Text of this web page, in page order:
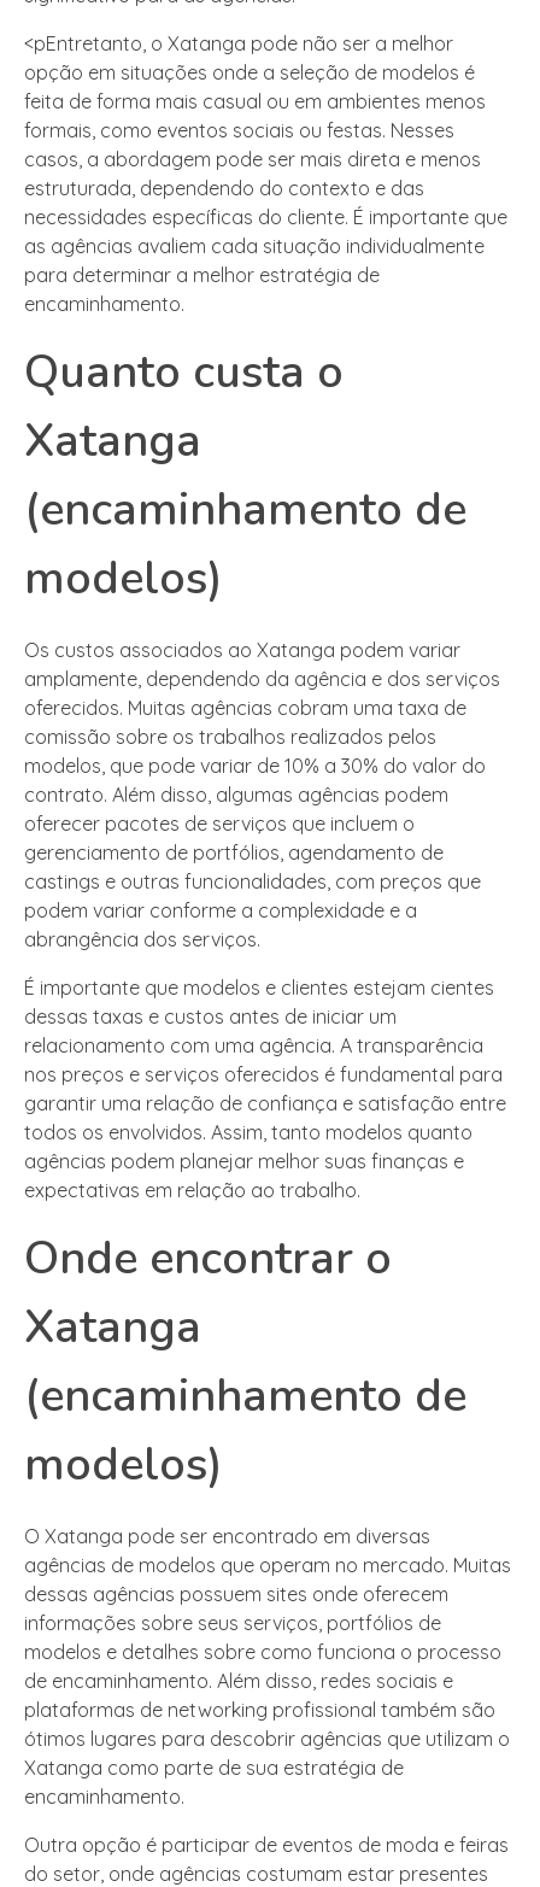
<pEntretanto, o Xatanga pode não ser a melhor
opção em situações onde a seleção de modelos é
feita de forma mais casual ou em ambientes menos
formais, como eventos sociais ou festas. Nesses
casos, a abordagem pode ser mais direta e menos
estruturada, dependendo do contexto e das
necessidades específicas do cliente. É importante que
as agências avaliem cada situação individualmente
para determinar a melhor estratégia de
encaminhamento.
Quanto custa o
Xatanga
(encaminhamento de
modelos)
Os custos associados ao Xatanga podem variar
amplamente, dependendo da agência e dos serviços
oferecidos. Muitas agências cobram uma taxa de
comissão sobre os trabalhos realizados pelos
modelos, que pode variar de 10% a 30% do valor do
contrato. Além disso, algumas agências podem
oferecer pacotes de serviços que incluem o
gerenciamento de portfólios, agendamento de
castings e outras funcionalidades, com preços que
podem variar conforme a complexidade e a
abrangência dos serviços.
É importante que modelos e clientes estejam cientes
dessas taxas e custos antes de iniciar um
relacionamento com uma agência. A transparência
nos preços e serviços oferecidos é fundamental para
garantir uma relação de confiança e satisfação entre
todos os envolvidos. Assim, tanto modelos quanto
agências podem planejar melhor suas finanças e
expectativas em relação ao trabalho.
Onde encontrar o
Xatanga
(encaminhamento de
modelos)
O Xatanga pode ser encontrado em diversas
agências de modelos que operam no mercado. Muitas
dessas agências possuem sites onde oferecem
informações sobre seus serviços, portfólios de
modelos e detalhes sobre como funciona o processo
de encaminhamento. Além disso, redes sociais e
plataformas de networking profissional também são
ótimos lugares para descobrir agências que utilizam o
Xatanga como parte de sua estratégia de
encaminhamento.
Outra opção é participar de eventos de moda e feiras
do setor, onde agências costumam estar presentes